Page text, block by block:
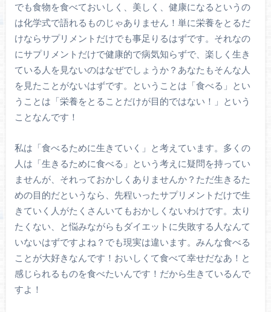
でも食物を食べておいしく、美しく、健康になるというの
は化学式で語れるものじゃありません！単に栄養をとるだ
けならサプリメントだけでも事足りるはずです。それなの
にサプリメントだけで健康的で病気知らずで、楽しく生き
ている人を見ないのはなぜでしょうか？あなたもそんな人
を見たことがないはずです。ということは「食べる」とい
うことは「栄養をとることだけが目的ではない！」という
ことなんです！
私は「食べるために生きていく」と考えています。多くの
人は「生きるために食べる」という考えに疑問を持ってい
ませんが、それっておかしくありませんか？ただ生きるた
めの目的だというなら、先程いったサプリメントだけで生
きていく人がたくさんいてもおかしくないわけです。太り
たくない、と悩みながらもダイエットに失敗する人なんて
いないはずですよね？でも現実は違います。みんな食べる
ことが大好きなんです！おいしくて食べて幸せだなあ！と
感じられるものを食べたいんです！だから生きているんで
すよ！